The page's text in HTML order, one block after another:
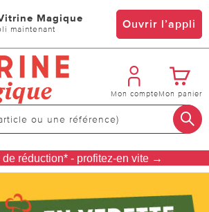
Magique
maintenant Ouvrir l’appli
Mon compteMon panier
de réduction* - profitez-en vite →